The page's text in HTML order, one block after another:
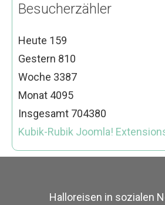
Besucherzähler
Heute 159
Gestern 810
Woche 3387
Monat 4095
Insgesamt 704380
Kubik-Rubik Joomla!
Halloreisen in sozialen